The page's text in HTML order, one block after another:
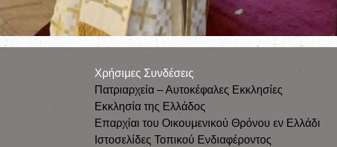
Χρήσιμες Συνδέσεις
Πατριαρχεία – Αυτοκέφαλες Εκκλησίες
Εκκλησία της Ελλάδος
Επαρχίαι του Οικουμενικού Θρόνου εν Ελλάδι
Ιστοσελίδες Τοπικού Ενδιαφέροντος